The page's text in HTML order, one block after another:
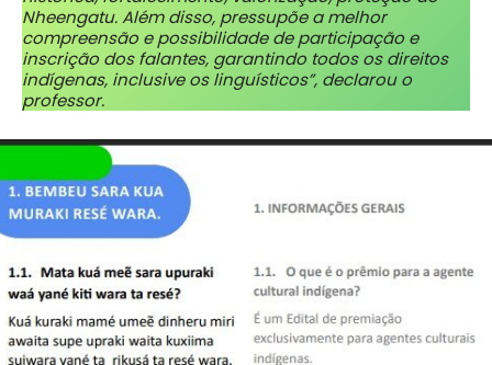
Nheengatu. Além disso, pressupõe a melhor
compreensão e possibilidade de participação e
inscrição dos falantes, garantindo todos os direitos
indígenas, inclusive os linguísticos”, declarou o
professor.